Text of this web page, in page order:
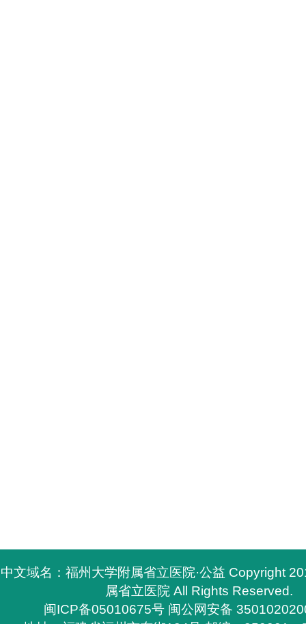
中文域名：福州大学附属省立医院·公益 Copyright
属省立医院 All Rights Reserved.
闽ICP备05010675号 闽公网安备